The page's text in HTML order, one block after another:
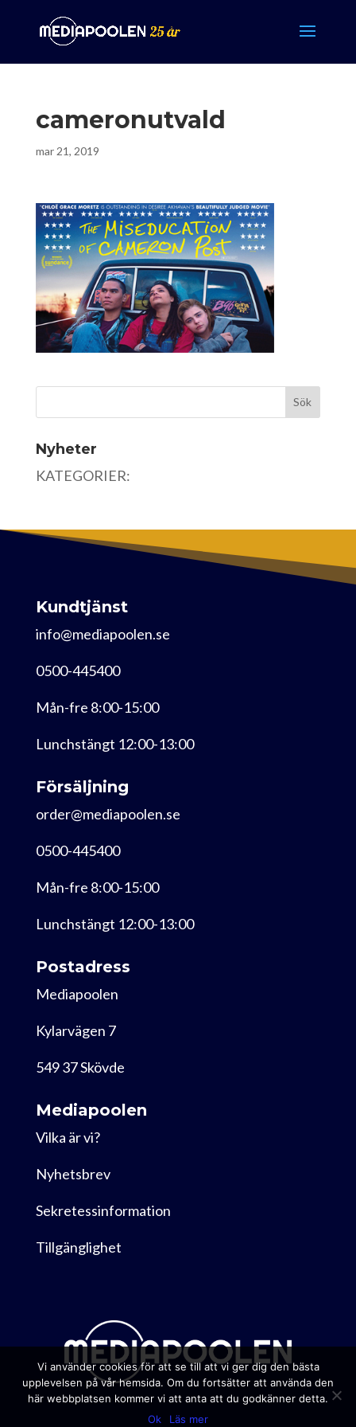
cameronutvald
mar 21, 2019
Nyheter
KATEGORIER:
Kundtjänst
info@mediapoolen.se
0500-445400
Mån-fre 8:00-15:00
Lunchstängt 12:00-13:00
Försäljning
order@mediapoolen.se
0500-445400
Mån-fre 8:00-15:00
Lunchstängt 12:00-13:00
Postadress
Mediapoolen
Kylarvägen 7
549 37 Skövde
Mediapoolen
Vilka är vi?
Nyhetsbrev
Sekretessinformation
Tillgänglighet
Vi använder cookies för att se till att vi ger dig den bästa
upplevelsen på vår hemsida. Om du fortsätter att använda den
här webbplatsen kommer vi att anta att du godkänner detta.
Ok
Läs mer